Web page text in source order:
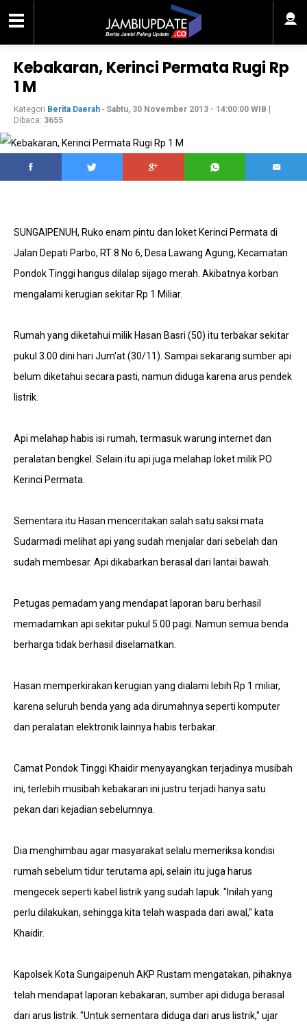
Kebakaran, Kerinci Permata Rugi Rp
1 M
Kategori Berita Daerah - Sabtu, 30 November 2013 - 14:00:00 WIB
Dibaca: 3655
SUNGAIPENUH, Ruko enam pintu dan loket Kerinci Permata di
Jalan Depati Parbo, RT 8 No 6, Desa Lawang Agung, Kecamatan
Pondok Tinggi hangus dilalap sijago merah. Akibatnya korban
mengalami kerugian sekitar Rp 1 Miliar.
Rumah yang diketahui milik Hasan Basri (50) itu terbakar sekitar
pukul 3.00 dini hari Jum'at (30/11). Sampai sekarang sumber api
belum diketahui secara pasti, namun diduga karena arus pendek
listrik.
Api melahap habis isi rumah, termasuk warung internet dan
peralatan bengkel. Selain itu api juga melahap loket milik PO
Kerinci Permata.
Sementara itu Hasan menceritakan salah satu saksi mata
Sudarmadi melihat api yang sudah menjalar dari sebelah dan
sudah membesar. Api dikabarkan berasal dari lantai bawah.
Petugas pemadam yang mendapat laporan baru berhasil
memadamkan api sekitar pukul 5.00 pagi. Namun semua benda
berharga tidak berhasil diselamatkan.
Hasan memperkirakan kerugian yang dialami lebih Rp 1 miliar,
karena seluruh benda yang ada dirumahnya seperti komputer
dan peralatan elektronik lainnya habis terbakar.
Camat Pondok Tinggi Khaidir menyayangkan terjadinya musibah
ini, terlebih musibah kebakaran ini justru terjadi hanya satu
pekan dari kejadian sebelumnya.
Dia menghimbau agar masyarakat selalu memeriksa kondisi
rumah sebelum tidur terutama api, selain itu juga harus
mengecek seperti kabel listrik yang sudah lapuk. "Inilah yang
perlu dilakukan, sehingga kita telah waspada dari awal," kata
Khaidir.
Kapolsek Kota Sungaipenuh AKP Rustam mengatakan, pihaknya
telah mendapat laporan kebakaran, sumber api diduga berasal
dari arus listrik. "Untuk sementara diduga dari arus listrik," ujar